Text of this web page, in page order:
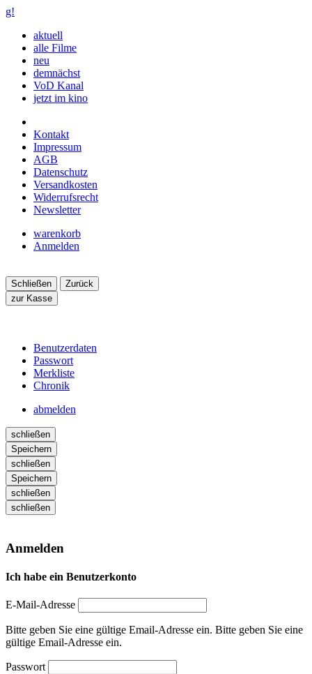
g!
aktuell
alle Filme
neu
demnächst
VoD Kanal
jetzt im kino
Kontakt
Impressum
AGB
Datenschutz
Versandkosten
Widerrufsrecht
Newsletter
warenkorb
Anmelden
Schließen
Zurück
zur Kasse
Benutzerdaten
Passwort
Merkliste
Chronik
abmelden
schließen
Speichern
schließen
Speichern
schließen
schließen
Anmelden
Ich habe ein Benutzerkonto
E-Mail-Adresse
Bitte geben Sie eine gültige Email-Adresse ein. Bitte geben Sie eine
gültige Email-Adresse ein.
Passwort